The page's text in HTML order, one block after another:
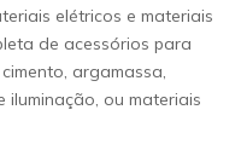
elétricos e materiais
de acessórios para
argamassa,
ou materiais